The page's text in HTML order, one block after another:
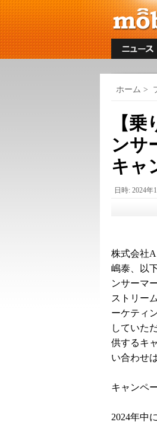
ホーム >
【
ンサ
キャ
日時: 2024年
株式会社
嶋泰、以
ンサーマ
ストリー
ーケティ
していた
供するキ
い合わせ
キャンペ
2024年中